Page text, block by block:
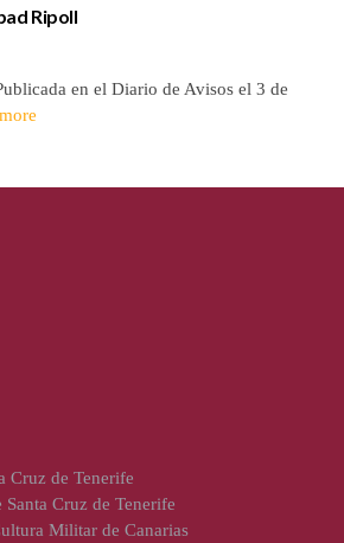
Ripoll
en el Diario de Avisos el 3 de
Cruz de Tenerife
Cruz de Tenerife
Militar de Canarias